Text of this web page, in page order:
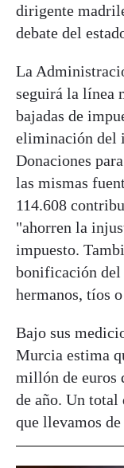
dirigente
debate del
La
seguirá la línea
bajadas de
eliminación del
Donaciones
las mismas
114.608
"ahorren la
impuesto.
bonificación del
hermanos, tíos
Bajo sus
Murcia estima
millón de euros
de año. Un total
que llevamos